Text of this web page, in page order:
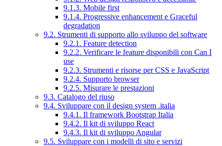
9.1.3. Mobile first
9.1.4. Progressive enhancement e Graceful
degradation
9.2. Strumenti di supporto allo sviluppo del software
9.2.1. Feature detection
9.2.2. Verificare le feature disponibili con Can I
use
9.2.3. Strumenti e risorse per CSS e JavaScript
9.2.4. Supporto browser
9.2.5. Misurare le prestazioni
9.3. Catalogo del riuso
9.4. Sviluppare con il design system .italia
9.4.1. Il framework Bootstrap Italia
9.4.2. Il kit di sviluppo React
9.4.3. Il kit di sviluppo Angular
9.5. Sviluppare con i modelli di sito e servizi